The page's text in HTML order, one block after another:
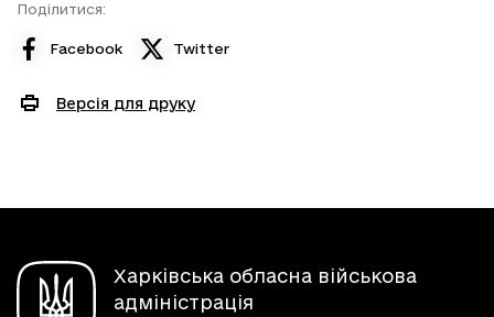
Поділитися:
Facebook Twitter
Версія для друку
Харківська обласна військова
адміністрація